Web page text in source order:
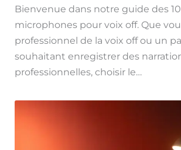
Bienvenue dans notre guide des
microphones pour voix off. Que
professionnel de la voix off ou un
souhaitant enregistrer des
professionnelles, choisir le…